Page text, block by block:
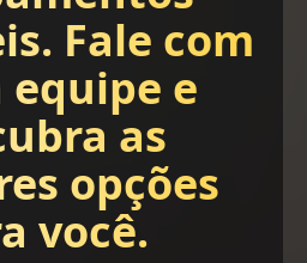
Fale com
equipe e
as
opções
você.